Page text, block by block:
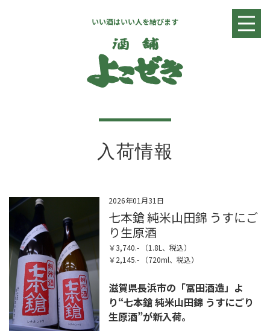
いい酒はいい人を結びます
入荷情報
2026年01月31日
七本鎗 純米山田錦 うすにご
り生原酒
￥3,740.- （1.8L、税込）
￥2,145.- （720ml、税込）
滋賀県長浜市の「冨田酒造」よ
り“七本鎗 純米山田錦 うすにごり
生原酒”が新入荷。
日本酒リスト焼酎・リキュールリストワインリスト 店舗情報
全国へ発送致します
TEL 0544-27-5102
火〜土曜日 9:30〜19:00
定休日：日曜日、月曜日